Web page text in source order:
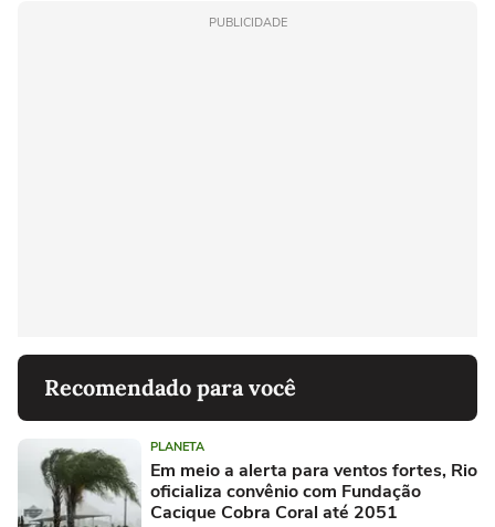
PUBLICIDADE
Recomendado para você
PLANETA
Em meio a alerta para ventos fortes, Rio
oficializa convênio com Fundação
Cacique Cobra Coral até 2051